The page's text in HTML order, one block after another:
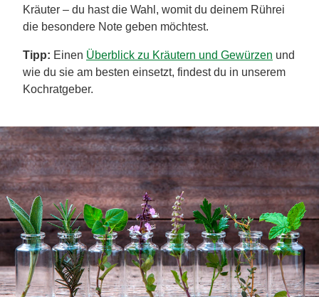
Kräuter – du hast die Wahl, womit du deinem Rührei
die besondere Note geben möchtest.
Tipp: Einen Überblick zu Kräutern und Gewürzen und
wie du sie am besten einsetzt, findest du in unserem
Kochratgeber.